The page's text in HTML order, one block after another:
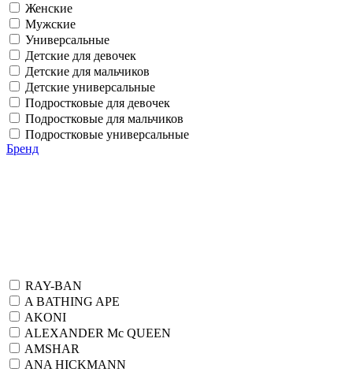
Женские
Мужские
Универсальные
Детские для девочек
Детские для мальчиков
Детские универсальные
Подростковые для девочек
Подростковые для мальчиков
Подростковые универсальные
Бренд
RAY-BAN
A BATHING APE
AKONI
ALEXANDER Mc QUEEN
AMSHAR
ANA HICKMANN